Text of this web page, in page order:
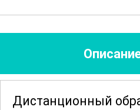
Дистанционный